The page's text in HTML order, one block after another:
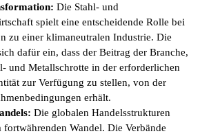
Die Stahl- und
spielt eine entscheidende Rolle bei
zu einer klimaneutralen Industrie. Die
dafür ein, dass der Beitrag der Branche,
und Metallschrotte in der erforderlichen
zur Verfügung zu stellen, von der
erhält.
Die globalen Handelsstrukturen
fortwährenden Wandel. Die Verbände